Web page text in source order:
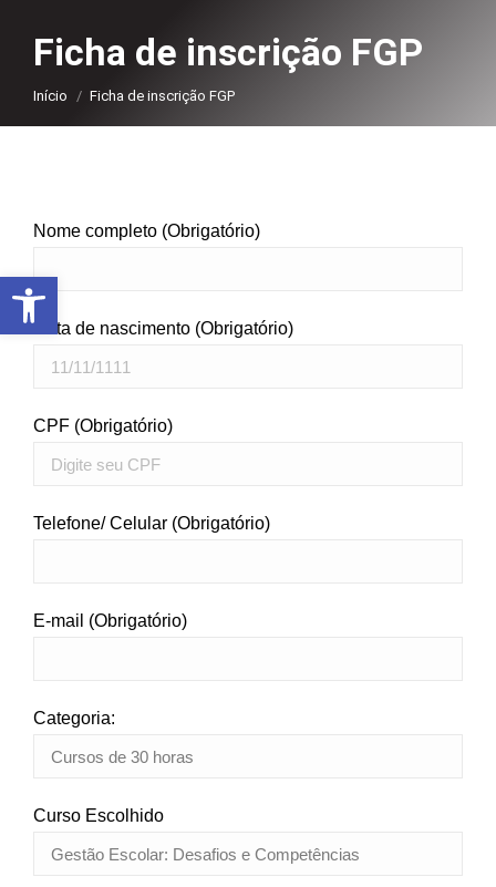
Ficha de inscrição FGP
Você está aqui:
Início Ficha de inscrição FGP
Nome completo (Obrigatório)
Data de nascimento (Obrigatório)
CPF (Obrigatório)
Telefone/ Celular (Obrigatório)
E-mail (Obrigatório)
Categoria:
Curso Escolhido
Abrir a barra de ferramentas